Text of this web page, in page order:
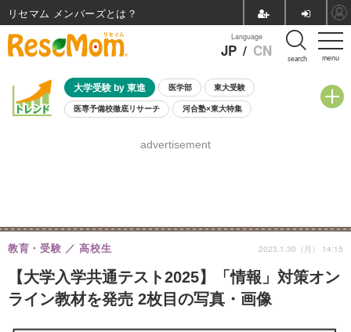
menu
Language
JP / CN search
大学受験 by 東進 医学部 東大受験
医専予備校徹底リサーチ 河合塾×東大特集
8月開催学校説明会・相談会
advertisement
【大学入学共通テスト2025】「情報」対策オン
ライン教材を発売 2枚目の写真・画像
教育・受験 高校生 2023.1.30（月） 14:15
リセマム メンバーズ